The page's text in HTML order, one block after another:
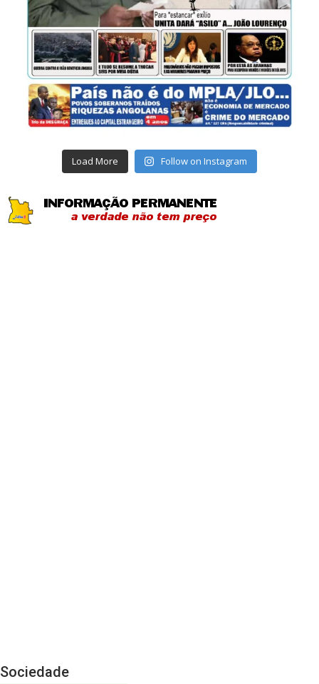
Load More Follow on Instagram
Sociedade